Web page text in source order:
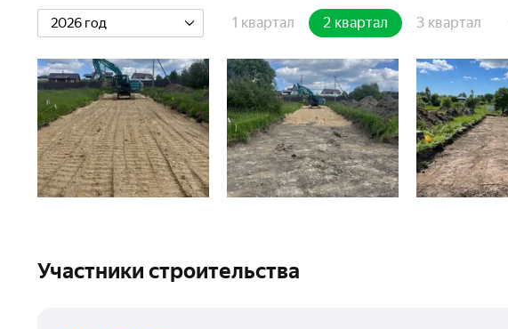
2026 год 1 квартал 2 квартал 3 квартал
Участники строительства